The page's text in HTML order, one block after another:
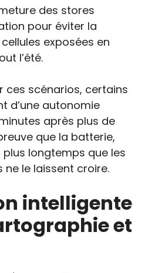
des stores
pour éviter la
exposées en
l’été.
ces scénarios, certains
d’une autonomie
après plus de
que la batterie,
longtemps que les
ne le laissent croire.
intelligente
et